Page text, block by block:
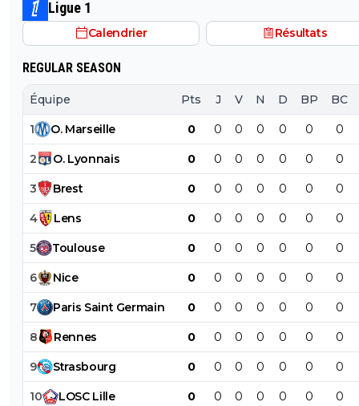
Ligue 1
Calendrier Résultats
REGULAR SEASON
Équipe Pts J V N D BP BC
1 O. Marseille 0 0 0 0 0 0 0
2 O. Lyonnais 0 0 0 0 0 0 0
3 Brest 0 0 0 0 0 0 0
4 Lens 0 0 0 0 0 0 0
5 Toulouse 0 0 0 0 0 0 0
6 Nice 0 0 0 0 0 0 0
7 Paris Saint Germain 0 0 0 0 0 0 0
8 Rennes 0 0 0 0 0 0 0
9 Strasbourg 0 0 0 0 0 0 0
10 LOSC Lille 0 0 0 0 0 0 0